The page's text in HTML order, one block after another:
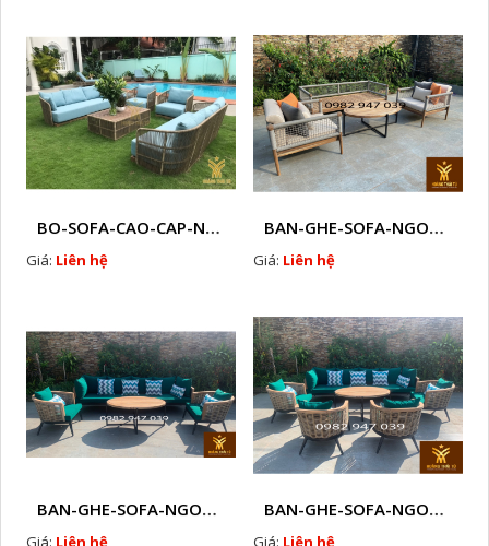
BO-SOFA-CAO-CAP-NHUA-GIA-MAY-HTT - S88
Giá: Liên hệ
BAN-GHE-SOFA-NGOAI-TROI-GIA-MAY-KN12
Giá: Liên hệ
BAN-GHE-SOFA-NGOAI-TROI-GIA-MAY-KN11
Giá: Liên hệ
BAN-GHE-SOFA-NGOAI-TROI-GIA-MAY-KN10
Giá: Liên hệ